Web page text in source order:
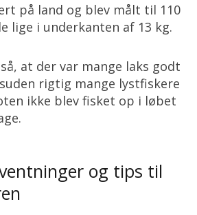
på land og blev målt til 110
lige i underkanten af 13 kg.
at der var mange laks godt
rigtig mange lystfiskere
ikke blev fisket op i løbet
og tips til